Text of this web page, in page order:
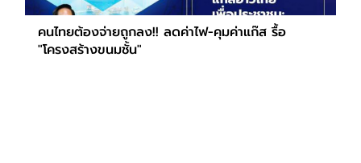
คนไทยต้องจ่ายถูกลง!! ลดค่าไฟ-คุมค่าแก๊ส รื้อ
"โครงสร้างขนมชั้น"